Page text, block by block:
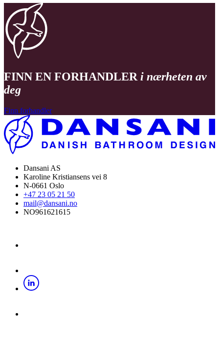
FINN EN FORHANDLER i nærheten av
deg
Finn forhandler
Dansani AS
Karoline Kristiansens vei 8
N-0661 Oslo
+47 23 05 21 50
mail@dansani.no
NO961621615